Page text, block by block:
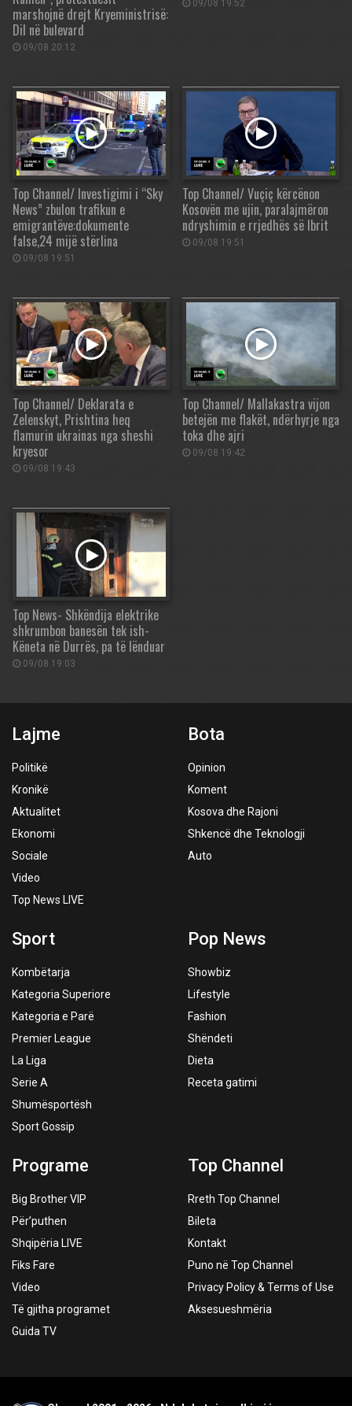
marshojnë drejt Kryeministrisë:
Dil në bulevard
09/08 20:12
09/08 19:52
Top Channel/ Investigimi i “Sky
News” zbulon trafikun e
emigrantëve:dokumente
false,24 mijë stërlina
09/08 19:51
Top Channel/ Vuçiç kërcënon
Kosovën me ujin, paralajmëron
ndryshimin e rrjedhës së Ibrit
09/08 19:51
Top Channel/ Deklarata e
Zelenskyt, Prishtina heq
flamurin ukrainas nga sheshi
kryesor
09/08 19:43
Top Channel/ Mallakastra vijon
betejën me flakët, ndërhyrje nga
toka dhe ajri
09/08 19:42
Top News- Shkëndija elektrike
shkrumbon banesën tek ish-
Këneta në Durrës, pa të lënduar
09/08 19:03
Lajme
Politikë
Kronikë
Aktualitet
Ekonomi
Sociale
Video
Top News LIVE
Bota
Opinion
Koment
Kosova dhe Rajoni
Shkencë dhe Teknologji
Auto
Sport
Kombëtarja
Kategoria Superiore
Kategoria e Parë
Premier League
La Liga
Serie A
Shumësportësh
Sport Gossip
Pop News
Showbiz
Lifestyle
Fashion
Shëndeti
Dieta
Receta gatimi
Programe
Big Brother VIP
Për’puthen
Shqipëria LIVE
Fiks Fare
Video
Të gjitha programet
Guida TV
Top Channel
Rreth Top Channel
Bileta
Kontakt
Puno në Top Channel
Privacy Policy & Terms of Use
Aksesueshmëria